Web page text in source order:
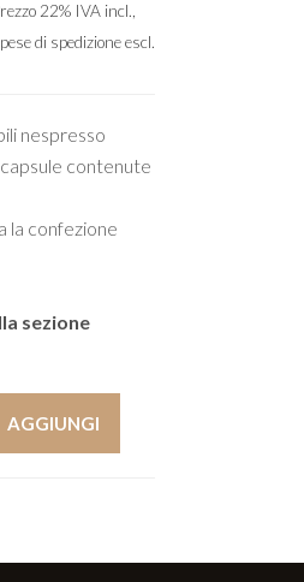
22% IVA incl.,
di spedizione escl.
nespresso
contenute
la confezione
sezione
AGGIUNGI